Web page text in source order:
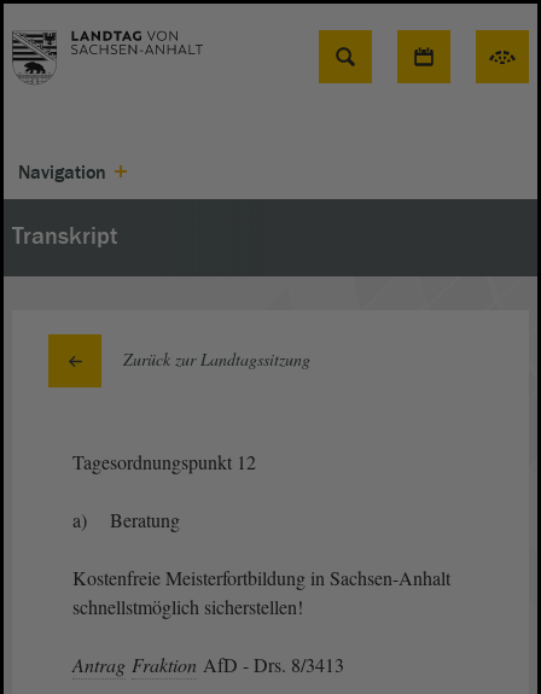
Suche
Navigation
Transkript
Zurück zur Landtagssitzung
Tagesordnungspunkt 12
a) Beratung
Kostenfreie Meisterfortbildung in Sachsen-Anhalt
schnellstmöglich sicherstellen!
Antrag Fraktion AfD - Drs. 8/3413